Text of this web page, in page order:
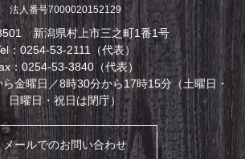
法人番号7000020152129
新潟県村上市三之町1番1号
：0254-53-2111（代表）
：0254-53-3840（代表）
金曜日／8時30分から17時15分（土曜日・
日曜日・祝日は閉庁）
メールでのお問い合わせ